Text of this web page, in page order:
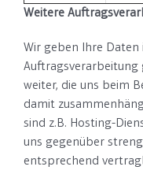
Weitere
Wir geben Ihre Daten
Auftragsverarbeitung
weiter, die uns beim
damit
sind z.B. Hosting-
uns gegenüber
entsprechend